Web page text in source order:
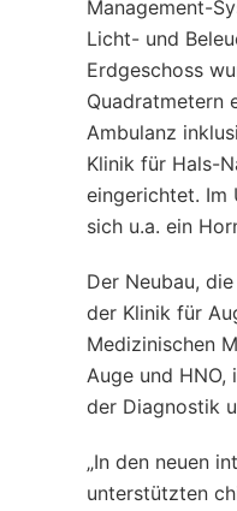
Management-
Licht- und
Erdgeschoss
Quadratmetern
Ambulanz
Klinik für Hals-
eingerichtet. Im
sich u.a. ein
Der Neubau,
der Klinik für
Medizinischen
Auge und
der Diagnostik
„In den neuen
unterstützten